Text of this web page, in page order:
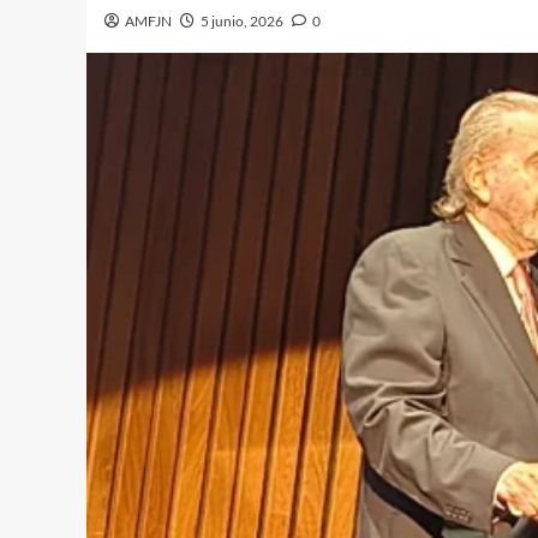
AMFJN 5 junio, 2026 0